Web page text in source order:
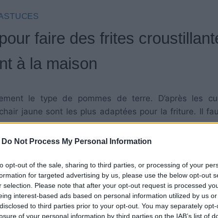
Do Not Process My Personal Information
opt-out of the sale, sharing to third parties, or processing of your
for targeted advertising by us, please use the below opt-out
selection. Please note that after your opt-out request is processed
interest-based ads based on personal information utilized by us
to third parties prior to your opt-out. You may separately
of your personal information by third parties on the IAB’s list of
faire des frites
à la maison
le type de pommes de terre. D’après les
jaune sont les plus adaptées pour la friture. Il
pommes de terre dans plusieurs eaux afin
sur une serviette en papier afin qu’elle absorbe la